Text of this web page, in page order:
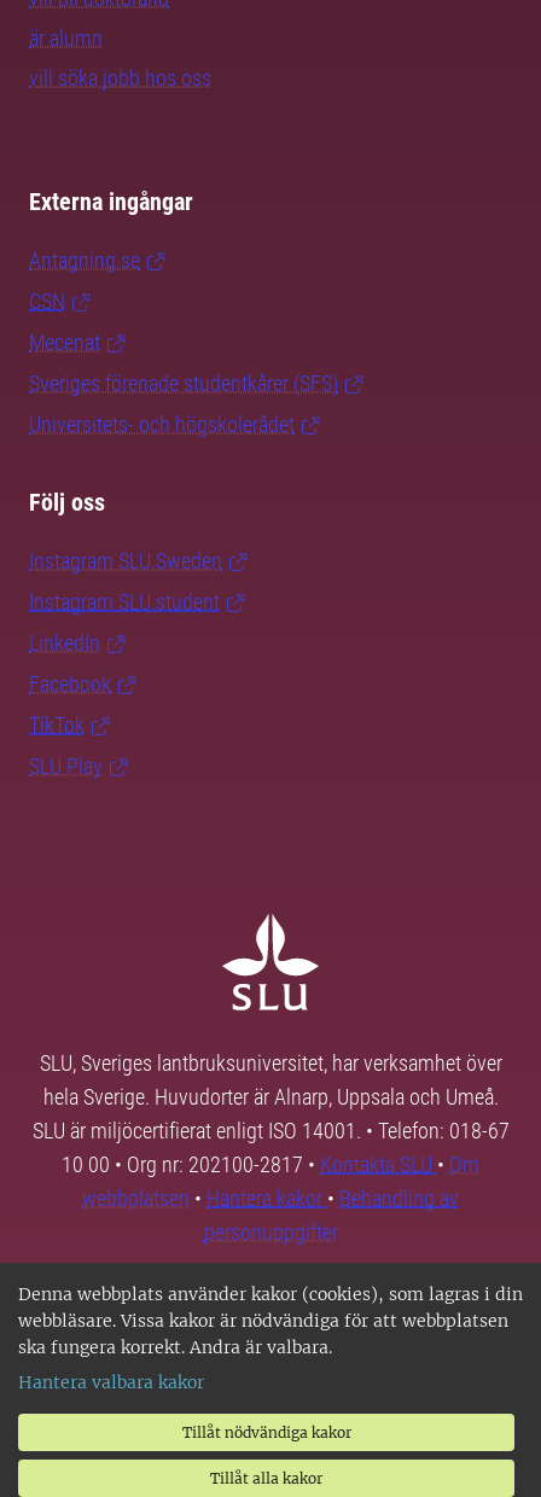
Denna webbplats använder kakor (cookies), som lagras i din
webbläsare. Vissa kakor är nödvändiga för att webbplatsen
ska fungera korrekt. Andra är valbara.
Hantera valbara kakor
Tillåt nödvändiga kakor
Tillåt alla kakor
är alumn
vill söka jobb hos oss
Externa ingångar
Antagning.se
CSN
Mecenat
Sveriges förenade studentkårer (SFS)
Universitets- och högskolerådet
Följ oss
Instagram SLU.Sweden
Instagram SLU.student
LinkedIn
Facebook
TikTok
SLU Play
SLU, Sveriges lantbruksuniversitet, har verksamhet över
hela Sverige. Huvudorter är Alnarp, Uppsala och Umeå.
SLU är miljöcertifierat enligt ISO 14001. • Telefon: 018-67
10 00 • Org nr: 202100-2817 • Kontakta SLU • Om
webbplatsen • Hantera kakor • Behandling av
personuppgifter